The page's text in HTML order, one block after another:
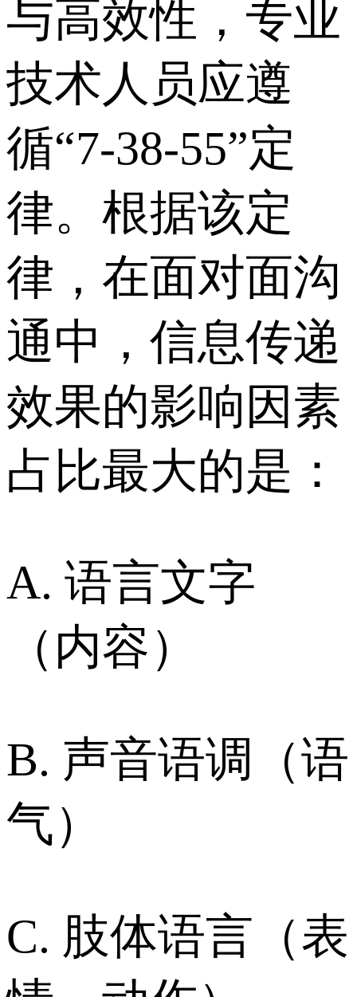
与高效性，专业
技术人员应遵
循“7-38-55”定
律。根据该定
律，在面对面沟
通中，信息传递
效果的影响因素
占比最大的是：
A. 语言文字
（内容）
B. 声音语调（语
气）
C. 肢体语言（表